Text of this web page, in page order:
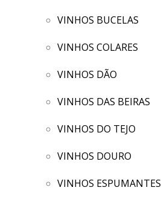
VINHOS BUCELAS
VINHOS COLARES
VINHOS DÃO
VINHOS DAS BEIRAS
VINHOS DO TEJO
VINHOS DOURO
VINHOS ESPUMANTES